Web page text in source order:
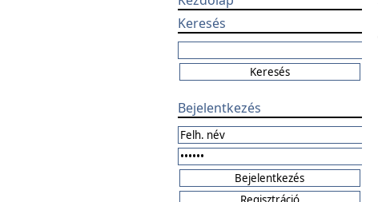
Keresés
Bejelentkezés